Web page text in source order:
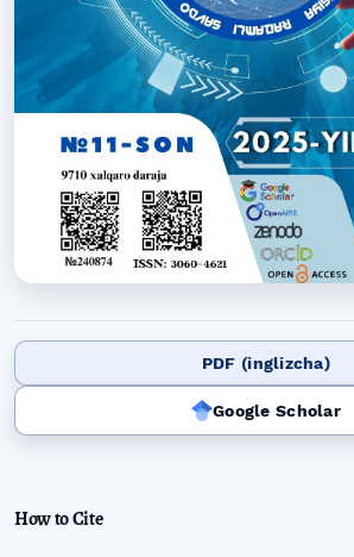
PDF (inglizcha)
Google Scholar
How to Cite